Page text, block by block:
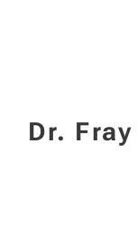
Dr.